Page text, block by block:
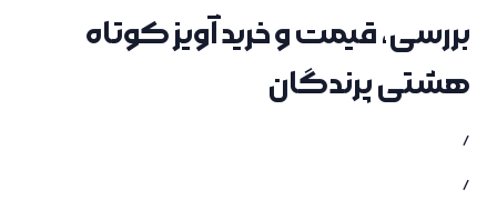
بررسی، قیمت و خرید آویز کوتاه
هشتی پرندگان
/
/